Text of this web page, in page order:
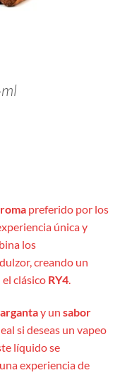
preferido por los
única y
los
creando un
clásico RY4.
y un sabor
si deseas un vapeo
líquido se
experiencia de